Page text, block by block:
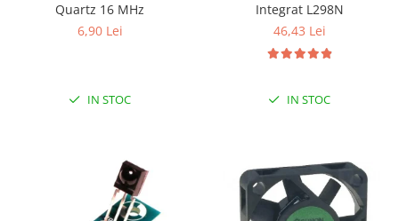
Convertor nivel logic
Convertor USB la serial
Quartz 16 MHz
6,90 Lei
IN STOC
Integrat L298N
46,43 Lei
IN STOC